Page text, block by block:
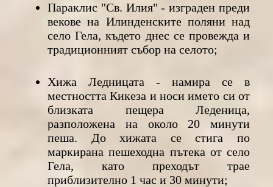
Параклис "Св. Илия" - изграден преди
векове на Илинденските поляни над
село Гела, където днес се провежда и
традиционният събор на селото;
Хижа Ледницата - намира се в
местността Кикеза и носи името си от
близката пещера Леденица,
разположена на около 20 минути
пеша. До хижата се стига по
маркирана пешеходна пътека от село
Гела, като преходът трае
приблизително 1 час и 30 минути;